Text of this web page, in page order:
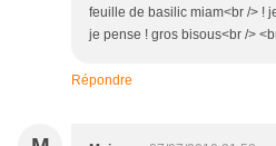
feuille de basilic miam<br /> !
je pense ! gros bisous<br />
Répondre